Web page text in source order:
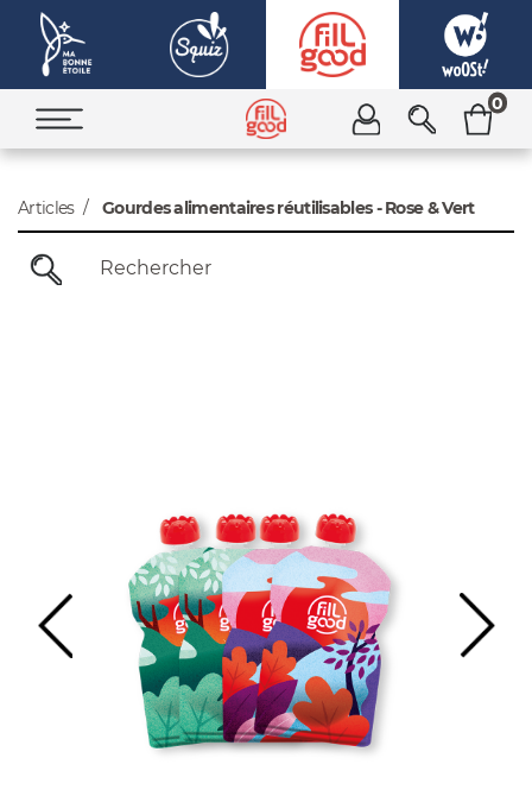
0
Articles Gourdes alimentaires réutilisables - Rose & Vert